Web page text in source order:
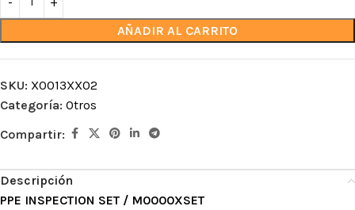
AÑADIR AL CARRITO
SKU: X0013XX02
Categoría: Otros
Compartir:
Descripción
PPE INSPECTION SET / M0000XSET